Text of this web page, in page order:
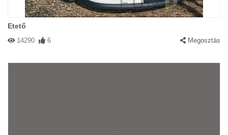
Etető
14290 6 Megosztás